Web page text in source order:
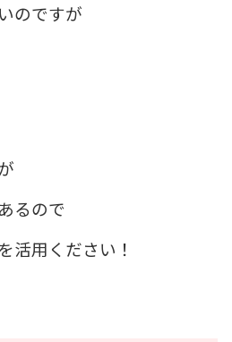
のですが
るので
活用ください！